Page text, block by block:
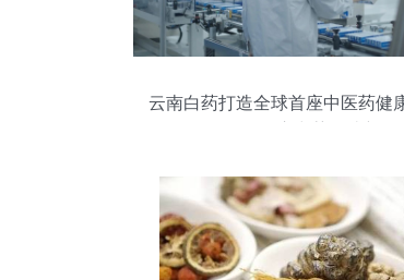
云南白药打造全球首座中医药健